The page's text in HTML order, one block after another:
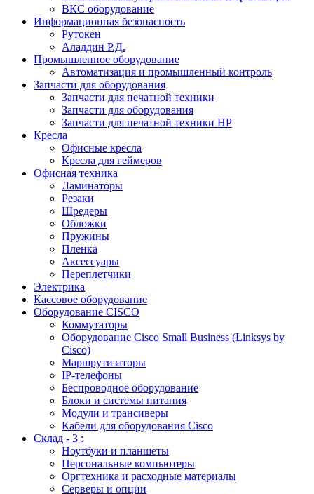
ВКС оборудование
Информационная безопасность
Рутокен
Аладдин Р.Д.
Промышленное оборудование
Автоматизация и промышленный контроль
Запчасти для оборудования
Запчасти для печатной техники
Запчасти для оборудования
Запчасти для печатной техники HP
Кресла
Офисные кресла
Кресла для геймеров
Офисная техника
Ламинаторы
Резаки
Шредеры
Обложки
Пружины
Пленка
Аксессуары
Переплетчики
Электрика
Кассовое оборудование
Оборудование CISCO
Коммутаторы
Оборудование Cisco Small Business (Linksys by
Cisco)
Маршрутизаторы
IP-телефоны
Беспроводное оборудование
Блоки и системы питания
Модули и трансиверы
Кабели для оборудования Cisco
Склад - 3 :
Ноутбуки и планшеты
Персональные компьютеры
Оргтехника и расходные материалы
Серверы и опции